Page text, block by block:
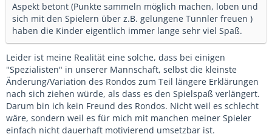
Aspekt betont (Punkte sammeln möglich machen, loben und
sich mit den Spielern über z.B. gelungene Tunnler freuen )
haben die Kinder eigentlich immer lange sehr viel Spaß.
Leider ist meine Realität eine solche, dass bei einigen
"Spezialisten" in unserer Mannschaft, selbst die kleinste
Änderung/Variation des Rondos zum Teil längere Erklärungen
nach sich ziehen würde, als dass es den Spielspaß verlängert.
Darum bin ich kein Freund des Rondos. Nicht weil es schlecht
wäre, sondern weil es für mich mit manchen meiner Spieler
einfach nicht dauerhaft motivierend umsetzbar ist.